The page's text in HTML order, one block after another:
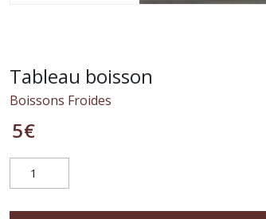
Tableau boisson
Boissons Froides
5€